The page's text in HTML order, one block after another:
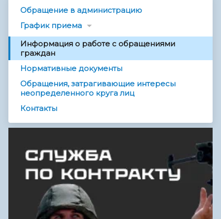
Обращение в администрацию
График приема
Информация о работе с обращениями
граждан
Нормативные документы
Обращения, затрагивающие интересы
неопределенного круга лиц
Контакты